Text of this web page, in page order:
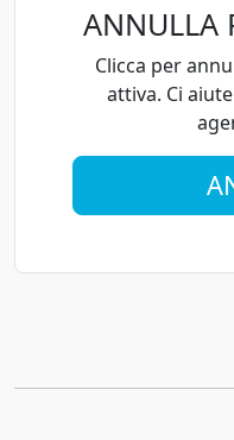
ANNULLA
Clicca per
attiva. Ci